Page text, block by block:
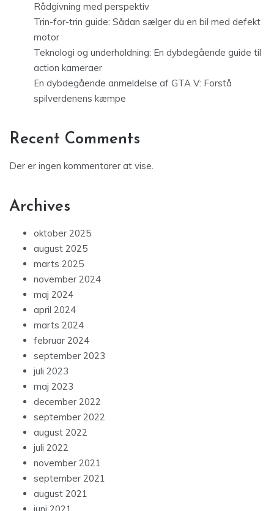
Rådgivning med perspektiv
Trin-for-trin guide: Sådan sælger du en bil med defekt
motor
Teknologi og underholdning: En dybdegående guide til
action kameraer
En dybdegående anmeldelse af GTA V: Forstå
spilverdenens kæmpe
Recent Comments
Der er ingen kommentarer at vise.
Archives
oktober 2025
august 2025
marts 2025
november 2024
maj 2024
april 2024
marts 2024
februar 2024
september 2023
juli 2023
maj 2023
december 2022
september 2022
august 2022
juli 2022
november 2021
september 2021
august 2021